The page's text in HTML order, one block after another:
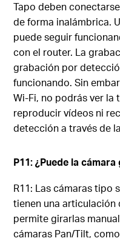
Tapo deben
de forma inalámbrica.
puede seguir
con el router. La
grabación por
funcionando. Sin
Wi-Fi, no podrás ver la
reproducir vídeos ni
detección a través de
P11: ¿Puede la
R11: Las cámaras tipo
tienen una articulación
permite girarlas
cámaras Pan/Tilt,